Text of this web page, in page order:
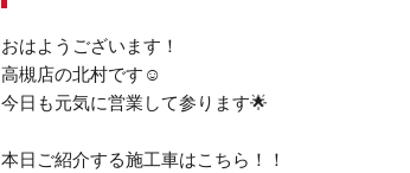
おはようございます！
高槻店の北村です☺
今日も元気に営業して参ります🌟
本日ご紹介する施工車はこちら！！